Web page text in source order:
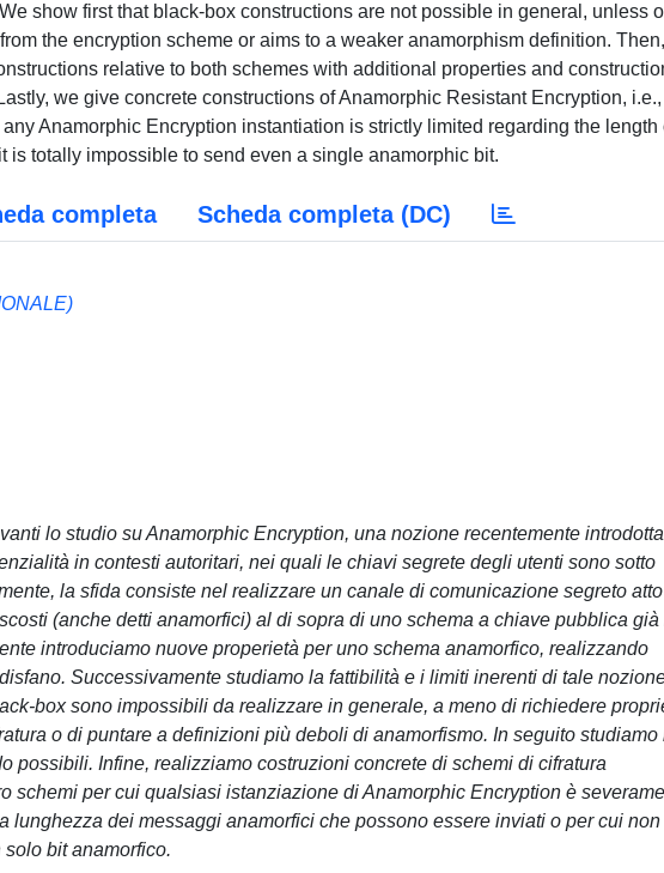
show first that black-box constructions are not possible in general, unless
the encryption scheme or aims to a weaker anamorphism definition.
relative to both schemes with additional properties and
we give concrete constructions of Anamorphic Resistant Encryption, i.e.,
Anamorphic Encryption instantiation is strictly limited regarding the length
is totally impossible to send even a single anamorphic bit.
completa Scheda completa (DC)
lo studio su Anamorphic Encryption, una nozione recentemente introdotta
in contesti autoritari, nei quali le chiavi segrete degli utenti sono sotto
la sfida consiste nel realizzare un canale di comunicazione segreto atto
(anche detti anamorfici) al di sopra di uno schema a chiave pubblica già
introduciamo nuove properietà per uno schema anamorfico, realizzando
Successivamente studiamo la fattibilità e i limiti inerenti di tale
box sono impossibili da realizzare in generale, a meno di richiedere
o di puntare a definizioni più deboli di anamorfismo. In seguito studiamo
possibili. Infine, realizziamo costruzioni concrete di schemi di cifratura
schemi per cui qualsiasi istanziazione di Anamorphic Encryption è
lunghezza dei messaggi anamorfici che possono essere inviati o per cui non
bit anamorfico.